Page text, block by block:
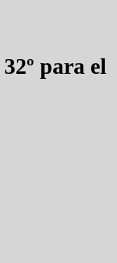
para el